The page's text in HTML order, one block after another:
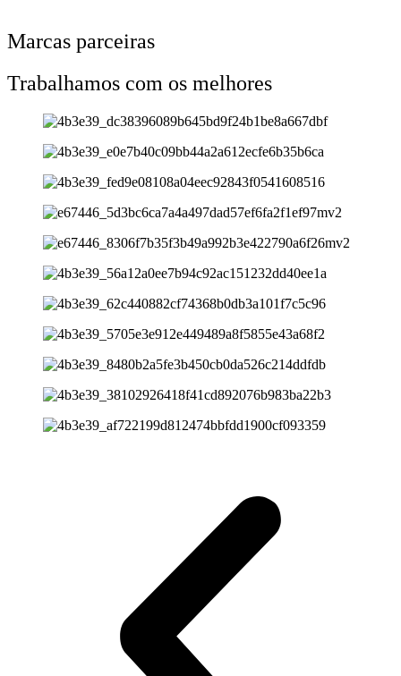
Marcas parceiras
Trabalhamos com os melhores